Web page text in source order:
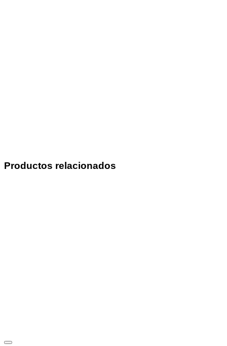
Productos relacionados